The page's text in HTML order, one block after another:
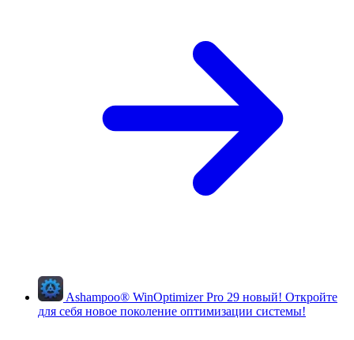
Ashampoo® WinOptimizer Pro 29 новый! Откройте
для себя новое поколение оптимизации системы!